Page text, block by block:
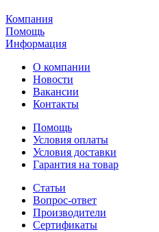
Компания
Помощь
Информация
О компании
Новости
Вакансии
Контакты
Помощь
Условия оплаты
Условия доставки
Гарантия на товар
Статьи
Вопрос-ответ
Производители
Сертификаты